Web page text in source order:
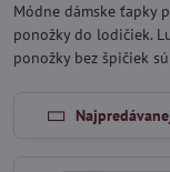
Módne dámske ťapky
ponožky do lodičiek.
ponožky bez špičiek